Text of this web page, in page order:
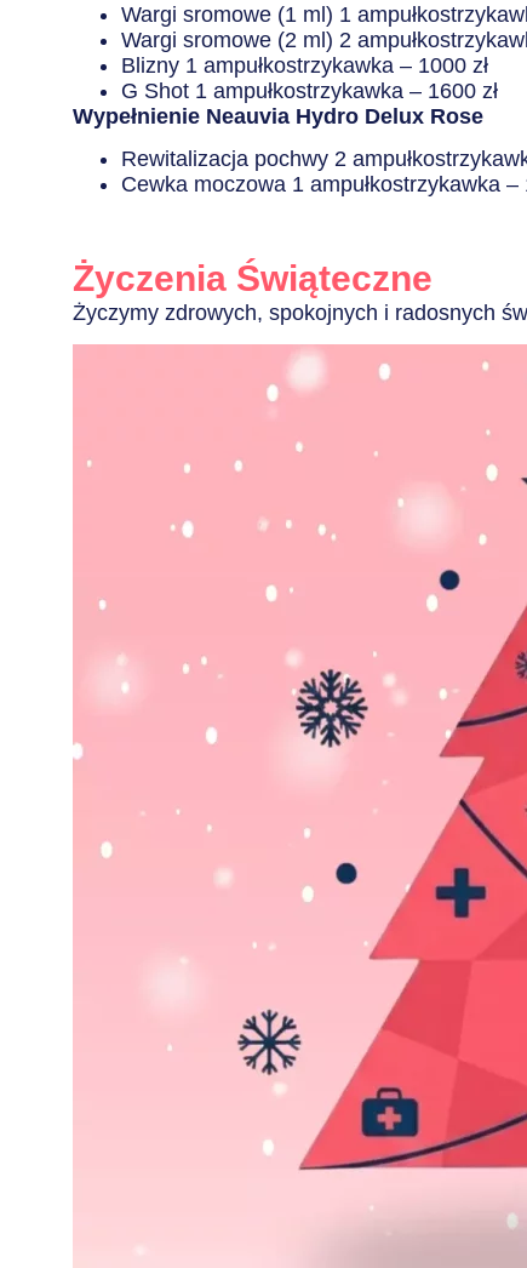
Wargi sromowe (1 ml) 1
Wargi sromowe (2 ml) 2
Blizny 1 ampułkostrzykawka – 1000 zł
G Shot 1 ampułkostrzykawka – 1600 zł
Wypełnienie Neauvia Hydro Delux Rose
Rewitalizacja pochwy 2
Cewka moczowa 1 ampułkostrzykawka –
Życzenia Świąteczne
Życzymy zdrowych, spokojnych i radosnych